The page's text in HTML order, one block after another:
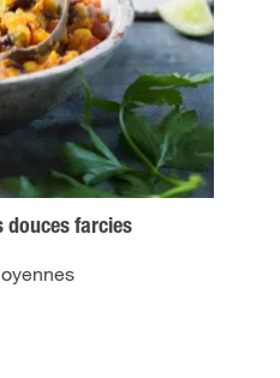
douces farcies